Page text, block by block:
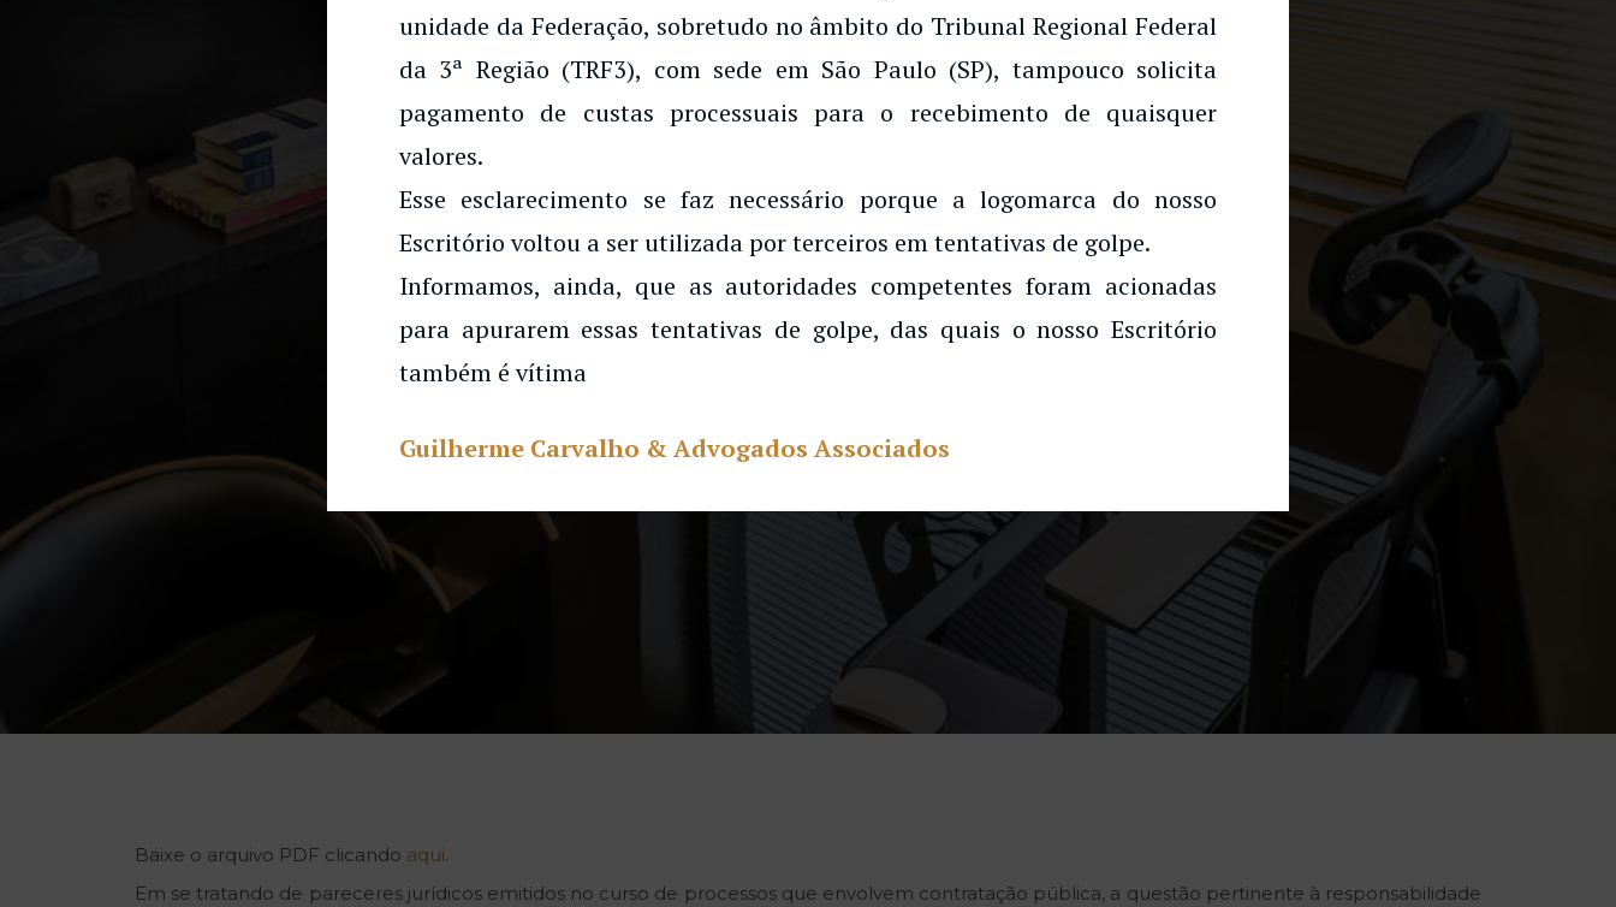
Baixe o arquivo PDF clicando aqui.
Em se tratando de pareceres jurídicos emitidos no curso de processos que envolvem contratação pública, a questão pertinente à responsabilidade
unidade da Federação, sobretudo no âmbito do Tribunal Regional Federal
da 3ª Região (TRF3), com sede em São Paulo (SP), tampouco solicita
pagamento de custas processuais para o recebimento de quaisquer
valores.
Esse esclarecimento se faz necessário porque a logomarca do nosso
Escritório voltou a ser utilizada por terceiros em tentativas de golpe.
Informamos, ainda, que as autoridades competentes foram acionadas
para apurarem essas tentativas de golpe, das quais o nosso Escritório
também é vítima
Guilherme Carvalho & Advogados Associados